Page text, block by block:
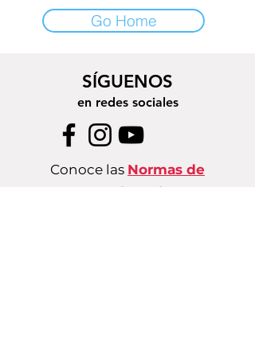
Go Home
SÍGUENOS
en redes sociales
Conoce las Normas de